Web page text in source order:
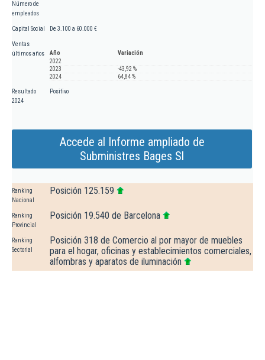
Número de
empleados
Capital Social De 3.100 a 60.000 €
Ventas
últimos años
Año
Variación
2022
2023
-43,92 %
2024
64,84 %
Resultado
2024
Positivo
Accede al Informe ampliado de
Subministres Bages Sl
Ranking
Nacional
Posición 125.159
Ranking
Provincial
Posición 19.540 de Barcelona
Ranking
Sectorial
Posición 318 de Comercio al por mayor de muebles
para el hogar, oficinas y establecimientos comerciales,
alfombras y aparatos de iluminación